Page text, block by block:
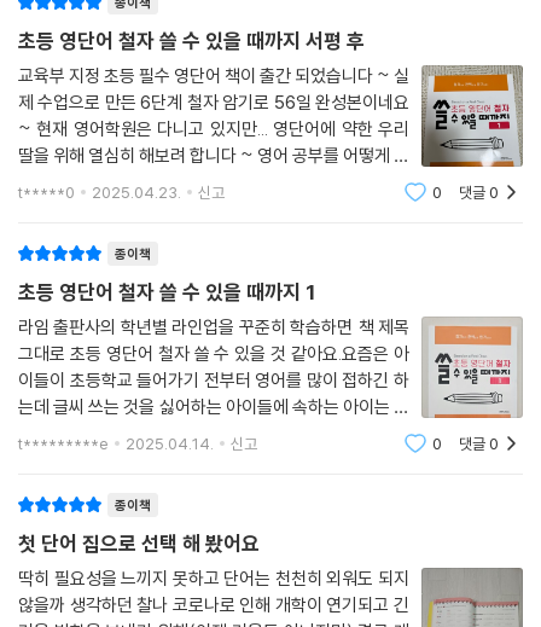
초등 영단어 철자 쓸 수 있을 때까지 서평 후
교육부 지정 초등 필수 영단어 책이 출간 되었습니다 ~ 실
제 수업으로 만든 6단계 철자 암기로 56일 완성본이네요
~ 현재 영어학원은 다니고 있지만... 영단어에 약한 우리
딸을 위해 열심히 해보려 합니다 ~ 영어 공부를 어떻게 해
야하는지에 대해 설명이 잘 나와있습니다. 아이와 함께 정
t*****0 2025.04.23. 신고 0 댓글0
종이책
초등 영단어 철자 쓸 수 있을 때까지 1
라임 출판사의 학년별 라인업을 꾸준히 학습하면 책 제목
그대로 초등 영단어 철자 쓸 수 있을 것 같아요.요즘은 아
이들이 초등학교 들어가기 전부터 영어를 많이 접하긴 하
는데 글씨 쓰는 것을 싫어하는 아이들에 속하는 아이는 영
단어 철자 쓰기를 힘들어하더라고요. [초등 영단어 철자
t*********e 2025.04.14. 신고 0 댓글0
종이책
첫 단어 집으로 선택 해 봤어요
딱히 필요성을 느끼지 못하고 단어는 천천히 외워도 되지
않을까 생각하던 찰나 코로나로 인해 개학이 연기되고 긴